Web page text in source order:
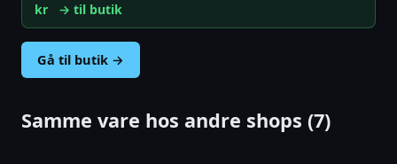
kr
→ til butik
Gå til butik →
Samme vare hos andre shops (7)